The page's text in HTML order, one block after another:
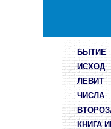
БЫТИЕ
ИСХОД
ЛЕВИТ
ЧИСЛА
КНИГА